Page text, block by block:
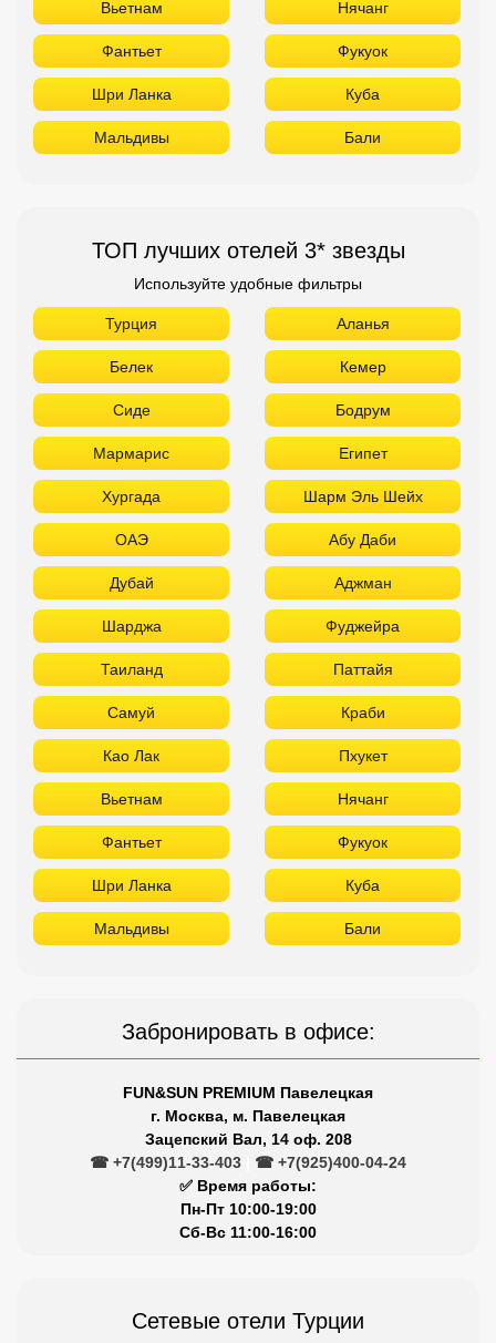
Вьетнам Нячанг
Фантьет Фукуок
Шри Ланка Куба
Мальдивы Бали
ТОП лучших отелей 3* звезды
Используйте удобные фильтры
Турция Аланья
Белек Кемер
Сиде Бодрум
Мармарис Египет
Хургада Шарм Эль Шейх
ОАЭ Абу Даби
Дубай Аджман
Шарджа Фуджейра
Таиланд Паттайя
Самуй Краби
Као Лак Пхукет
Вьетнам Нячанг
Фантьет Фукуок
Шри Ланка Куба
Мальдивы Бали
Забронировать в офисе:
FUN&SUN PREMIUM Павелецкая
г. Москва, м. Павелецкая
Зацепский Вал, 14 оф. 208
☎ +7(499)11-33-403
☎ +7(925)400-04-24
✅ Время работы:
Пн-Пт 10:00-19:00
Сб-Вс 11:00-16:00
Сетевые отели Турции